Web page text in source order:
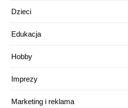
Dzieci
Edukacja
Hobby
Imprezy
Marketing i reklama